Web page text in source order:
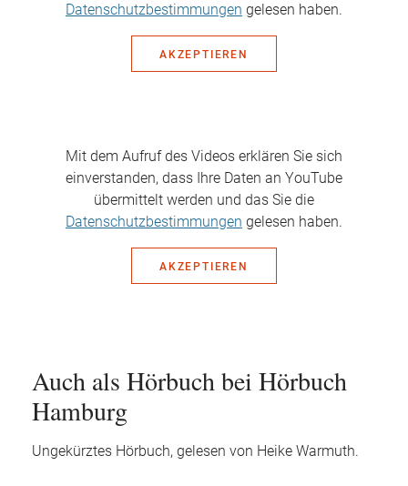
Datenschutzbestimmungen gelesen haben.
AKZEPTIEREN
Mit dem Aufruf des Videos erklären Sie sich
einverstanden, dass Ihre Daten an YouTube
übermittelt werden und das Sie die
Datenschutzbestimmungen gelesen haben.
AKZEPTIEREN
Auch als Hörbuch bei Hörbuch
Hamburg
Ungekürztes Hörbuch, gelesen von Heike Warmuth.